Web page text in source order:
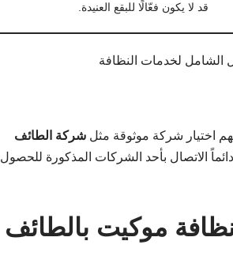
قد لا يكون فعّالًا للبقع العنيدة.
اختيار شركة موثوقة مثل شركة الطائف
الاتصال بأحد الشركات المذكورة للحصول
موكيت بالطائف